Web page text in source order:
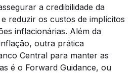
a credibilidade da
reduzir os custos de implícitos
inflacionárias. Além da
outra prática
Central para manter as
é o Forward Guidance, ou